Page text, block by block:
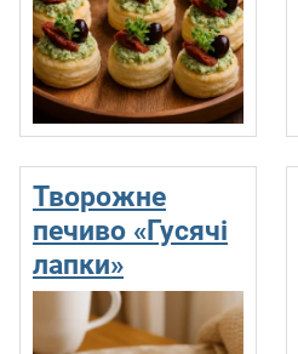
Творожне
печиво «Гусячі
лапки»